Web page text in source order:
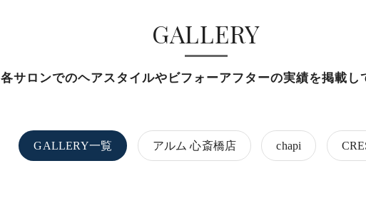
GALLERY
各サロンでのヘアスタイルやビフォーアフターの実績を掲載し
GALLERY一覧 アルム 心斎橋店 chapi